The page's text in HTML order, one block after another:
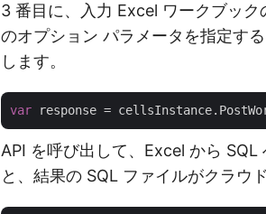
3 番目に、入力 Excel ワークブッ
のオプション パラメータを指定する
します。
var
API を呼び出して、Excel から
と、結果の SQL ファイルがクラウ